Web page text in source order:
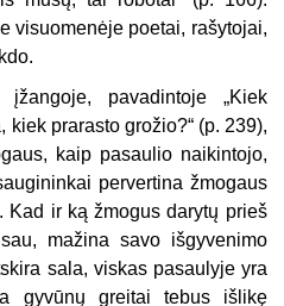
visuomenėje poetai, rašytojai,
pavadintoje „Kiek
prarasto grožio?“ (p. 239),
kaip pasaulio naikintojo,
pervertina žmogaus
Kad ir ką žmogus darytų prieš
mažina savo išgyvenimo
sala, viskas pasaulyje yra
gyvūnų greitai tebus išlikę